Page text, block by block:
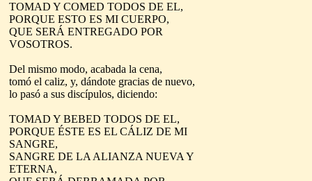
TOMAD Y COMED TODOS DE EL,
PORQUE ESTO ES MI CUERPO,
QUE SERÁ ENTREGADO POR
VOSOTROS.
Del mismo modo, acabada la cena,
tomó el caliz, y, dándote gracias de nuevo,
lo pasó a sus discípulos, diciendo:
TOMAD Y BEBED TODOS DE EL,
PORQUE ÉSTE ES EL CÁLIZ DE MI
SANGRE,
SANGRE DE LA ALIANZA NUEVA Y
ETERNA,